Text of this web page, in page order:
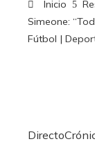
Inicio
Simeone:
Fútbol |